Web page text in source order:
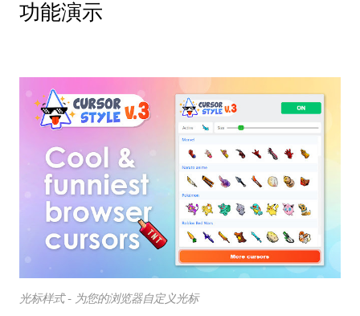
功能演示
光标样式 - 为您的浏览器自定义光标